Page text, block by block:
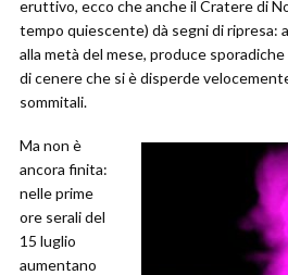
eruttivo, ecco che anche il Cratere di
tempo quiescente) dà segni di ripresa:
alla metà del mese, produce
di cenere che si è disperde
sommitali.
Ma non è
ancora finita:
nelle prime
ore serali del
15 luglio
aumentano